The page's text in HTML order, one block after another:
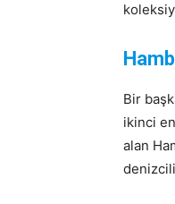
Bir
ikinci
alan